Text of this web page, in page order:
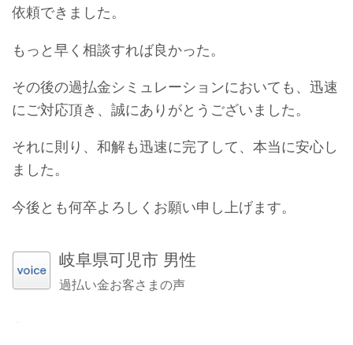
依頼できました。
もっと早く相談すれば良かった。
その後の過払金シミュレーションにおいても、迅速
にご対応頂き、誠にありがとうございました。
それに則り、和解も迅速に完了して、本当に安心し
ました。
今後とも何卒よろしくお願い申し上げます。
岐阜県可児市 男性
過払い金お客さまの声